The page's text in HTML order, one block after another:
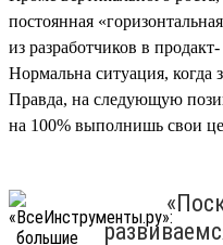
постоянная
из разработчиков в
Нормальна ситуация, когда
Правда, на следующую
на 100% выполнишь свои